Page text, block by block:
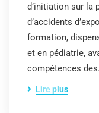
d’initiation sur la
d’accidents
formation,
et en pédiatrie,
compétences
Lire plus